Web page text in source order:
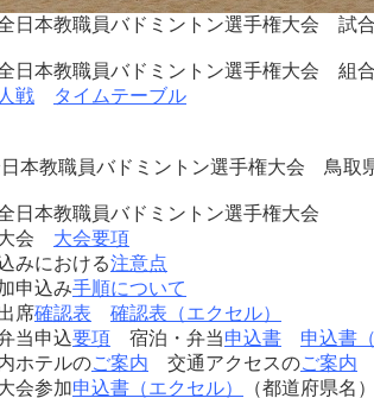
日本教職員バドミントン選手権大会 試
日本教職員バドミントン選手権大会 組
戦
タイムテーブル
規
日本教職員バドミントン選手権大会 鳥
日本教職員バドミントン選手権大会
大会 大会要項
みにおける注意点
申込み手順について
席確認表
確認表（エクセル）
当申込要項 宿泊・弁当申込書
申込書
ホテルのご案内 交通アクセスのご案内
会参加申込書（エクセル） （都道府県名）